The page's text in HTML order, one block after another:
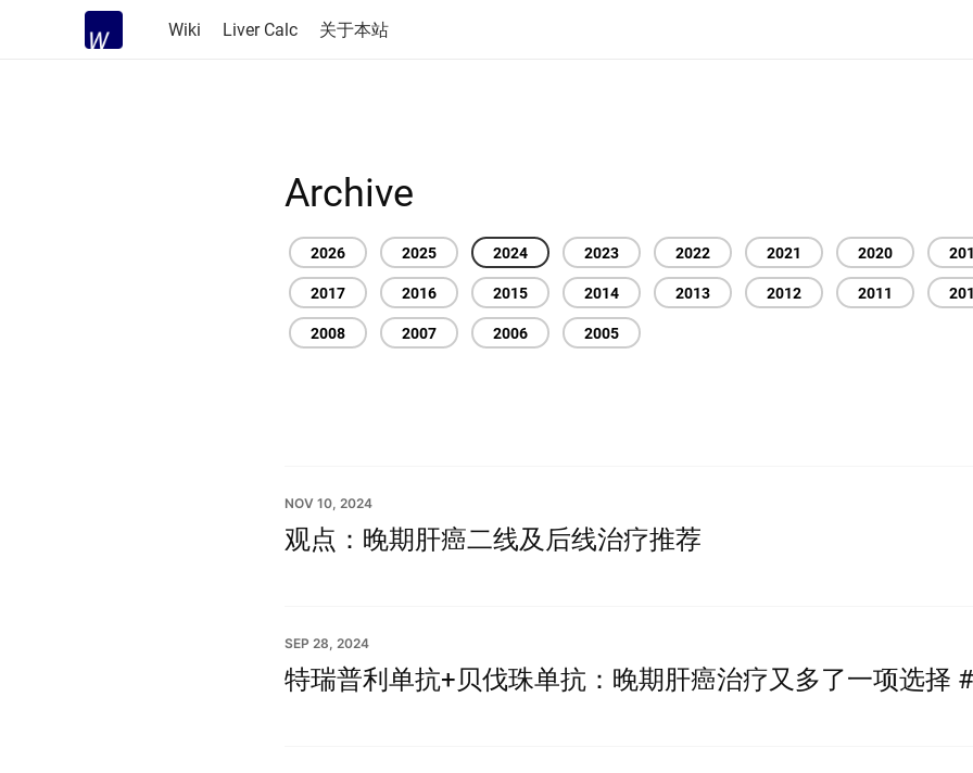
Wiki Liver Calc 关于本站
Archive
2026 2025 2024 2023 2022 2021 2020
2017
2016 2015 2014 2013 2012 2011
2008
2007 2006 2005
NOV 10, 2024
观点：晚期肝癌二线及后线治疗推荐
SEP 28, 2024
特瑞普利单抗+贝伐珠单抗：晚期肝癌治疗又多了一项选择